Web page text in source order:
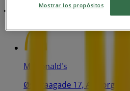
Tidsplaner og
McDonald's
Østeraagade 17, Aalborg
Mostrar los propósitos